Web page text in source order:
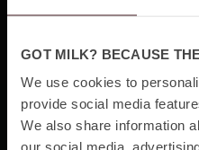
GOT MILK? BECAUSE
We use cookies to
provide social media
We also share information
our social media,